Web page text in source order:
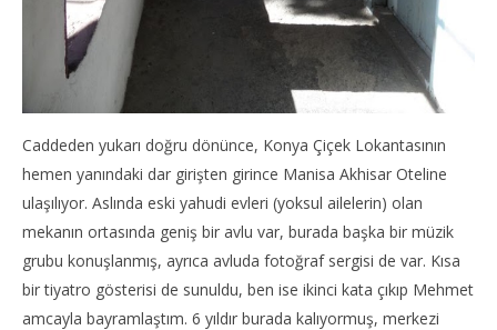
Caddeden yukarı doğru dönünce, Konya Çiçek Lokantasının
hemen yanındaki dar girişten girince Manisa Akhisar Oteline
ulaşılıyor. Aslında eski yahudi evleri (yoksul ailelerin) olan
mekanın ortasında geniş bir avlu var, burada başka bir müzik
grubu konuşlanmış, ayrıca avluda fotoğraf sergisi de var. Kısa
bir tiyatro gösterisi de sunuldu, ben ise ikinci kata çıkıp Mehmet
amcayla bayramlaştım. 6 yıldır burada kalıyormuş, merkezi